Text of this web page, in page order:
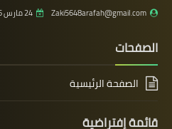
Zaki5648arafah@gmail.com 24 مارس 2026
الصفحات
الصفحة الرئيسية
قائمة إفتراضية